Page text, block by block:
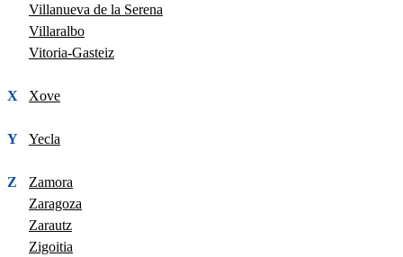
Villanueva de la Serena
Villaralbo
Vitoria-Gasteiz
X Xove
Y Yecla
Z
Zamora
Zaragoza
Zarautz
Zigoitia